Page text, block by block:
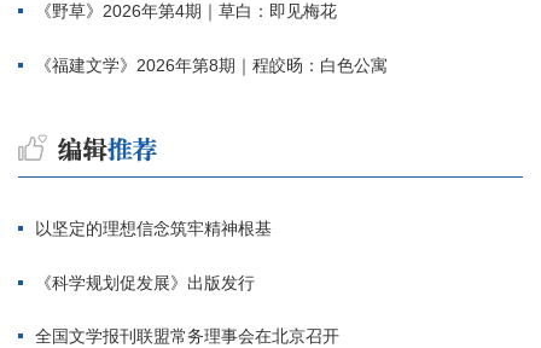
《野草》2026年第4期｜草白：即见梅花
《福建文学》2026年第8期｜程皎旸：白色公寓
以坚定的理想信念筑牢精神根基
《科学规划促发展》出版发行
全国文学报刊联盟常务理事会在北京召开